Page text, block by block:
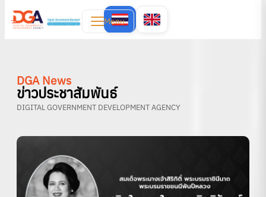
Menu
DGA News
ข่าวประชาสัมพันธ์
DIGITAL GOVERNMENT DEVELOPMENT AGENCY